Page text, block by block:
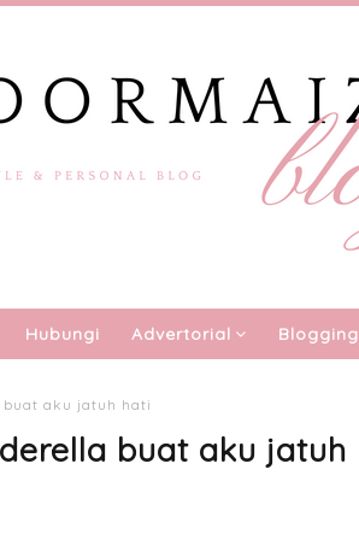
Hubungi Advertorial Blogging
buat aku jatuh hati
buat aku jatuh